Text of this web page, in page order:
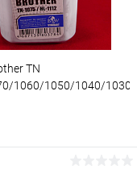
TN
1060/1050/1040/